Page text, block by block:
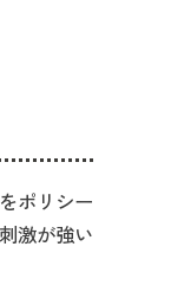
ポリシー
激が強い